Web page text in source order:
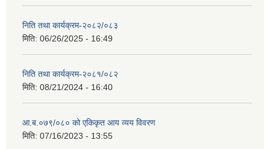
निति तथा कार्यक्रम-२०८२/०८३
मिति: 06/26/2025 - 16:49
निति तथा कार्यक्रम-२०८१/०८२
मिति: 08/21/2024 - 16:40
आ.ब.०७९/०८० को एकिकृत आय व्यय विवरण
मिति: 07/16/2023 - 13:55